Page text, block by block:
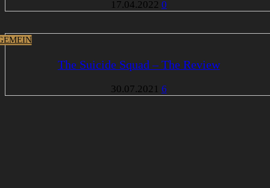
17.04.2022 0
The Suicide Squad – The Review
30.07.2021 6